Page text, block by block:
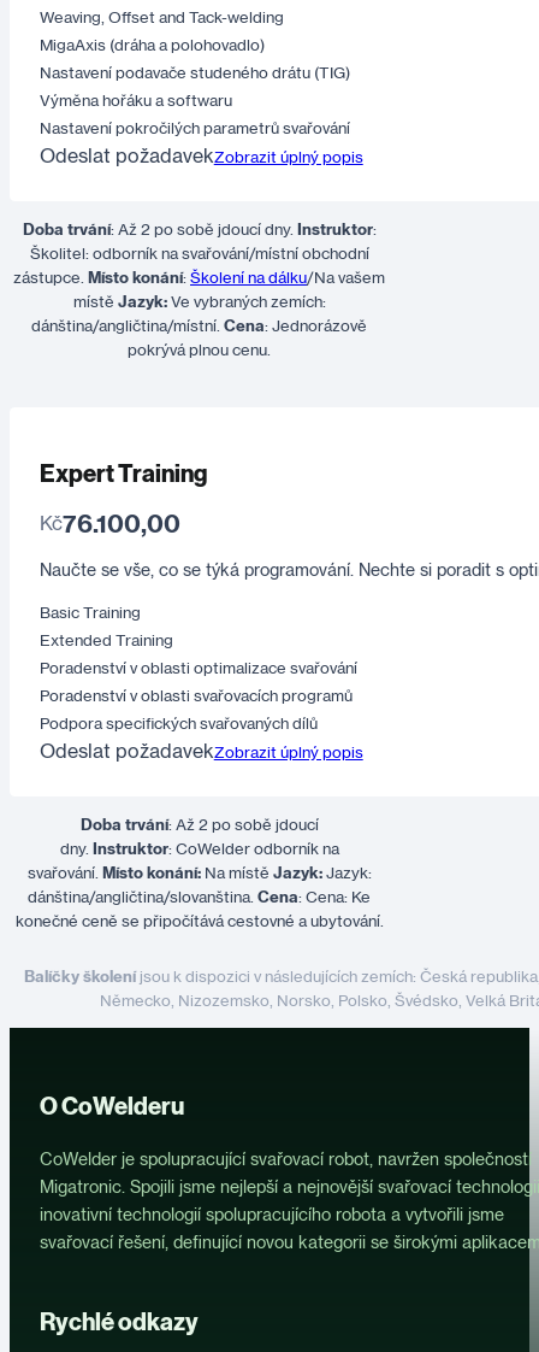
Weaving, Offset and Tack-welding
MigaAxis (dráha a polohovadlo)
Nastavení podavače studeného drátu (TIG)
Výměna hořáku a softwaru
Nastavení pokročilých parametrů svařování
Odeslat požadavekZobrazit úplný popis
Doba trvání: Až 2 po sobě jdoucí dny. Instruktor:
Školitel: odborník na svařování/místní obchodní
zástupce. Místo konání:Školení na dálku/Na vašem
místě Jazyk:Ve vybraných zemích:
dánština/angličtina/místní. Cena: Jednorázově
pokrývá plnou cenu.
Expert Training
Kč76.100,00
Naučte se vše, co se týká programování. Nechte si poradit s
Basic Training
Extended Training
Poradenství v oblasti optimalizace svařování
Poradenství v oblasti svařovacích programů
Podpora specifických svařovaných dílů
Odeslat požadavekZobrazit úplný popis
Doba trvání: Až 2 po sobě jdoucí
dny. Instruktor: CoWelder odborník na
svařování. Místo konání: Na místě Jazyk:Jazyk:
dánština/angličtina/slovanština. Cena: Cena: Ke
konečné ceně se připočítává cestovné a ubytování.
Balíčky školeníjsou k dispozici v následujících zemích: Česká
Německo, Nizozemsko, Norsko, Polsko, Švédsko, Velká
O CoWelderu
CoWelder je spolupracující svařovací robot, navržen společností
Migatronic. Spojili jsme nejlepší a nejnovější svařovací
inovativní technologií spolupracujícího robota a vytvořili jsme
svařovací řešení, definující novou kategorii se širokými
Rychlé odkazy